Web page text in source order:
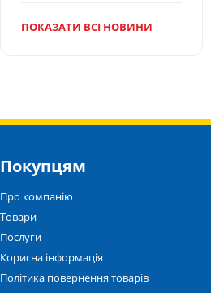
ПОКАЗАТИ ВСІ НОВИНИ
Покупцям
Про компанію
Товари
Послуги
Корисна інформація
Політика повернення товарів